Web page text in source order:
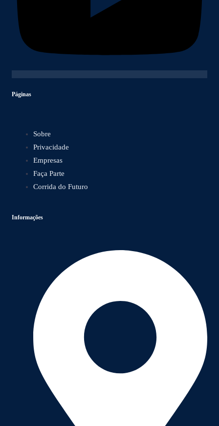
Páginas
Sobre
Privacidade
Empresas
Faça Parte
Corrida do Futuro
Informações